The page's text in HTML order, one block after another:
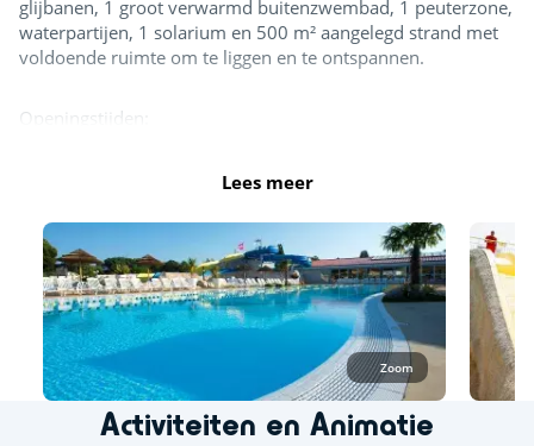
glijbanen, 1 groot verwarmd buitenzwembad, 1 peuterzone,
waterpartijen, 1 solarium en 500 m² aangelegd strand met
voldoende ruimte om te liggen en te ontspannen.
Openingstijden:
13.00 uur en van 14.30 uur tot 18.30 uur
Juli - augustus: 10.15 uur tot 19.30 uur
In juli en augustus is het gehele zwemgedeelte geopend.
Minstens 2 zwembaden, de glijbanen en het splashgedeelte
zijn de rest van het seizoen geopend. In het watergedeelte is
badkleding zoals zwemkleding, boxershorts, bikini's,
badpakken, boerkini's etc. van geschikt zwemmateriaal
toegestaan. Glijbanen zijn toegestaan ​​voor kinderen groter
dan 1 meter.
Lees meer
Zoom
Activiteiten en Animatie